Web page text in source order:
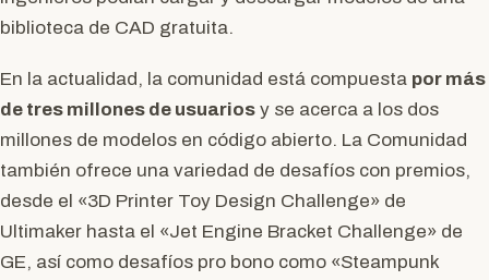
biblioteca de CAD gratuita.
En la actualidad, la comunidad está compuesta por más
de tres millones de usuarios y se acerca a los dos
millones de modelos en código abierto. La Comunidad
también ofrece una variedad de desafíos con premios,
desde el «3D Printer Toy Design Challenge» de
Ultimaker hasta el «Jet Engine Bracket Challenge» de
GE, así como desafíos pro bono como «Steampunk